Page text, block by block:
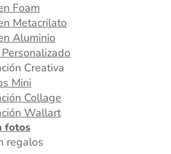
Foam
Metacrilato
Aluminio
Creativa
Mini
Collage
Wallart
fotos
regalos